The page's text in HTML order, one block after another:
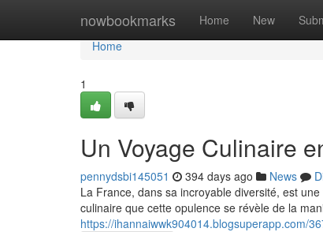
nowbookmarks Home New
Home
Home
1
Un Voyage Culinaire
pennydsbi145051 394 days ago News
La France, dans sa incroyable diversité, est
culinaire que cette opulence se révèle de la
https://ihannaiwwk904014.blogsuperapp.com/